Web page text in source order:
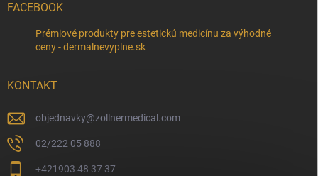
FACEBOOK
Prémiové produkty pre estetickú medicínu za výhodné
ceny - dermalnevyplne.sk
KONTAKT
objednavky@zollnermedical.com
02/222 05 888
+421903 48 37 37